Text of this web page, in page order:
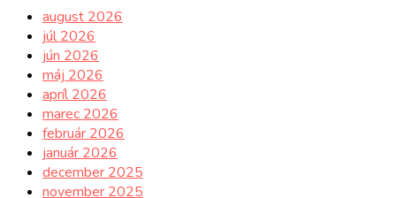
august 2026
júl 2026
jún 2026
máj 2026
apríl 2026
marec 2026
február 2026
január 2026
december 2025
november 2025